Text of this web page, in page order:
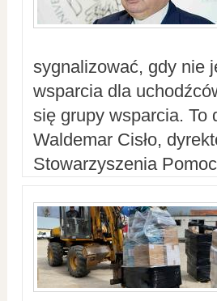
sygnalizować, gdy nie
wsparcia dla
się grupy wsparcia. To
Waldemar Cisło,
Stowarzyszenia